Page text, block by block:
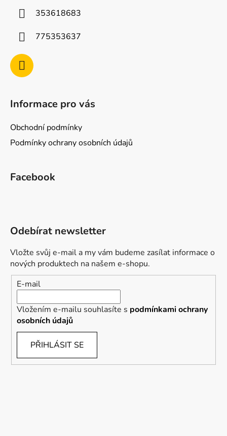
353618683
775353637
Informace pro vás
Obchodní podmínky
Podmínky ochrany osobních údajů
Facebook
Odebírat newsletter
Vložte svůj e-mail a my vám budeme zasílat informace o
nových produktech na našem e-shopu.
E-mail
Vložením e-mailu souhlasíte s podmínkami ochrany
osobních údajů
PŘIHLÁSIT SE